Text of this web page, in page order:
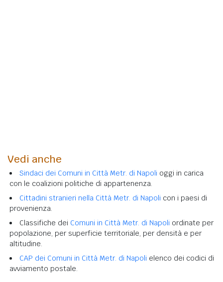
Vedi anche
Sindaci dei Comuni in Città Metr. di Napoli oggi in carica
con le coalizioni politiche di appartenenza.
Cittadini stranieri nella Città Metr. di Napoli con i paesi di
provenienza.
Classifiche dei Comuni in Città Metr. di Napoli ordinate per
popolazione, per superficie territoriale, per densità e per
altitudine.
CAP dei Comuni in Città Metr. di Napoli elenco dei codici di
avviamento postale.